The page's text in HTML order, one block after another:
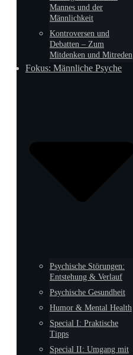
Mannes und der
Männlichkeit
Kontroversen und
Debatten – Zum
Mitdenken und Mitreden
Fokus: Männliche Psyche
Psychische Störungen:
Entstehung & Verlauf
Psychische Gesundheit
Humor & Mental Health
Special I: Praktische
Tipps
Special II: Umgang mit